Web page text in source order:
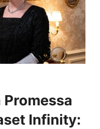
Promessa
Infinity: